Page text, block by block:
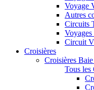
Voyage
Autres
Circuits
Circuit
Croisières
Croisières
Tous les